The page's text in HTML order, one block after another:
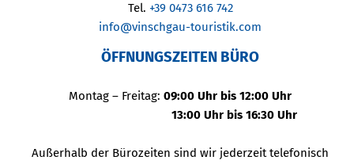
Tel. +39 0473 616 742
info@vinschgau-touristik.com
ÖFFNUNGSZEITEN BÜRO
Montag – Freitag:09:00 Uhr bis 12:00 Uhr
13:00 Uhr bis 16:30 Uhr
Außerhalb der Bürozeiten sind wir jederzeit telefonisch